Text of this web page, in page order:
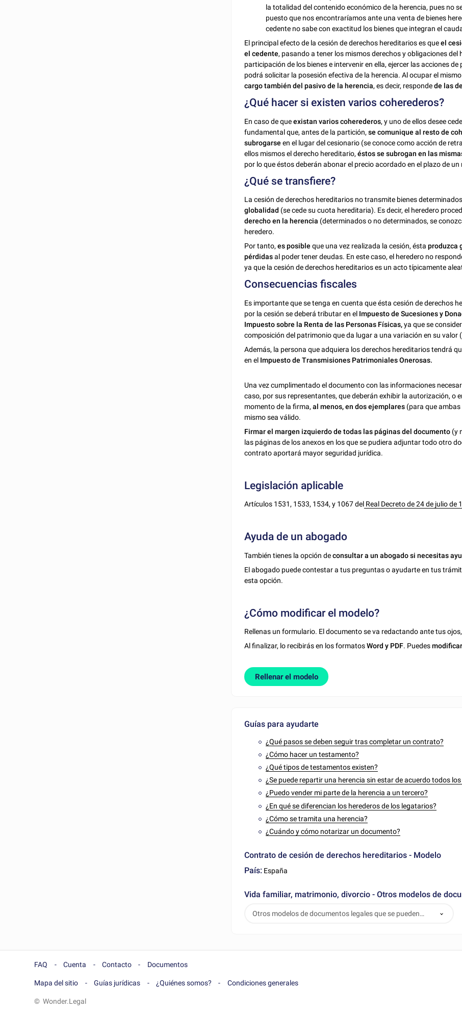
la totalidad del contenido económico de la herencia, pues no
puesto que nos encontraríamos ante una venta de bienes
cedente no sabe con exactitud los bienes que integran el
El principal efecto de la cesión de derechos hereditarios es queel
el cedente, pasando a tener los mismos derechos y obligaciones
participación de los bienes e intervenir en ella, ejercer las acciones
podrá solicitar la posesión efectiva de la herencia. Al ocupar el
cargo también del pasivo de la herencia, es decir, respondede las
¿Qué hacer si existen varios coherederos?
En caso de queexistan varios coherederos, y uno de ellos desee
fundamental que, antes de la partición,se comunique al resto de
subrogarse en el lugar del cesionario (se conoce como acción de
ellos mismos el derecho hereditario,éstos se subrogan en las
por lo que éstos deberán abonar el precio acordado en el plazo de
¿Qué se transfiere?
La cesión de derechos hereditarios no transmite bienes
globalidad (se cede su cuota hereditaria). Es decir, el heredero
derecho en la herencia (determinados o no determinados, se
heredero.
Por tanto,es posible que una vez realizada la cesión, éstaproduzca
pérdidasal poder tener deudas. En este caso, el heredero no
ya que la cesión de derechos hereditarios es un acto típicamente
Consecuencias fiscales
Es importante que se tenga en cuenta que ésta cesión de derechos
por la cesión se deberá tributar en el Impuesto de Sucesiones y
Impuesto sobre la Renta de las Personas Físicas,ya que se
composición del patrimonio que da lugar a una variación en su
Además, la persona que adquiera los derechos hereditarios tendrá
en el Impuesto de Transmisiones Patrimoniales Onerosas.
Una vez cumplimentado el documento con las informaciones
caso, por sus representantes, que deberán exhibir la autorización, o
momento de la firma,al menos, en dos ejemplares (para que
mismo sea válido.
Firmar el margen izquierdo de todas las páginas del documento (y
las páginas de los anexos en los que se pudiera adjuntar todo otro
contrato aportará mayor seguridad jurídica.
Legislación aplicable
Artículos 1531, 1533, 1534, y 1067 del Real Decreto de 24 de julio de
Ayuda de un abogado
También tienes la opción deconsultar a un abogado si necesitas
El abogado puede contestar a tus preguntas o ayudarte en tus
esta opción.
¿Cómo modificar el modelo?
Rellenas un formulario. El documento se va redactando ante tus
Al finalizar, lo recibirás en los formatosWord y PDF. Puedes
Rellenar el modelo
Guías para ayudarte
¿Qué pasos se deben seguir tras completar un contrato?
¿Cómo hacer un testamento?
¿Qué tipos de testamentos existen?
¿Se puede repartir una herencia sin estar de acuerdo todos
¿Puedo vender mi parte de la herencia a un tercero?
¿En qué se diferencian los herederos de los legatarios?
¿Cómo se tramita una herencia?
¿Cuándo y cómo notarizar un documento?
Contrato de cesión de derechos hereditarios - Modelo
País: España
Vida familiar, matrimonio, divorcio - Otros modelos de
Otros modelos de documentos legales que se pueden
FAQ Cuenta Contacto Documentos
Mapa del sitio Guías jurídicas ¿Quiénes somos? Condiciones generales
© Wonder.Legal